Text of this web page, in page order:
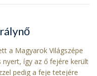
a Magyarok Világszépe
nyert, így az ő fejére került
pedig a feje tetejére